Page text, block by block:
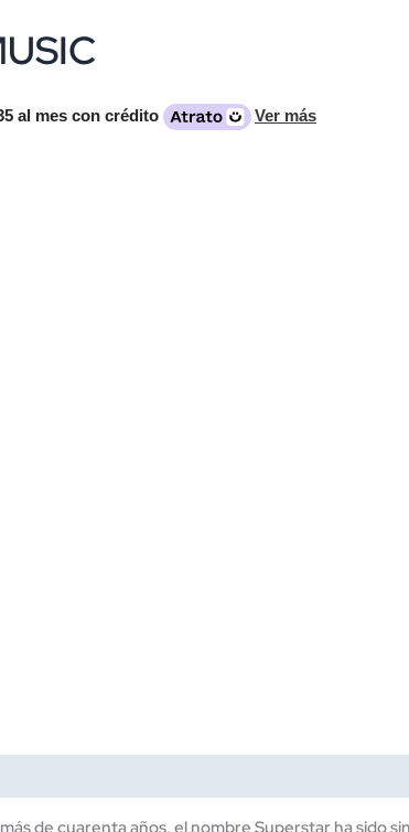
al mes con crédito Ver más
de cuarenta años, el nombre Superstar ha sido